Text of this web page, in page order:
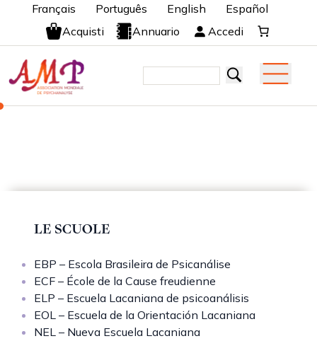
Français Português English
Español
Acquisti
Annuario Accedi
LE SCUOLE
EBP – Escola Brasileira de Psicanálise
ECF – École de la Cause freudienne
ELP – Escuela Lacaniana de psicoanálisis
EOL – Escuela de la Orientación Lacaniana
NEL – Nueva Escuela Lacaniana